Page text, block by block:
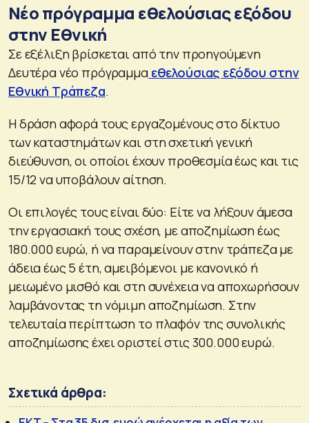
Νέο πρόγραμμα εθελούσιας εξόδου
στην Εθνική
Σε εξέλιξη βρίσκεται από την προηγούμενη
Δευτέρα νέο πρόγραμμαεθελούσιας εξόδου στην
Εθνική Τράπεζα.
Η δράση αφορά τους εργαζομένους στο δίκτυο
των καταστημάτων και στη σχετική γενική
διεύθυνση, οι οποίοι έχουν προθεσμία έως και τις
15/12 να υποβάλουν αίτηση.
Οι επιλογές τους είναι δύο: Είτε να λήξουν άμεσα
την εργασιακή τους σχέση, με αποζημίωση έως
180.000 ευρώ, ή να παραμείνουν στην τράπεζα με
άδεια έως 5 έτη, αμειβόμενοι με κανονικό ή
μειωμένο μισθό και στη συνέχεια να αποχωρήσουν
λαμβάνοντας τη νόμιμη αποζημίωση. Στην
τελευταία περίπτωση το πλαφόν της συνολικής
αποζημίωσης έχει οριστεί στις 300.000 ευρώ.
Σχετικά άρθρα: